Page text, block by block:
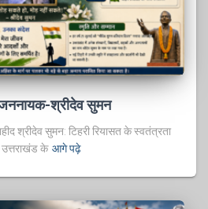
श्रीदेव सुमन
टिहरी रियासत के स्वतंत्रता
के आगे पढ़े